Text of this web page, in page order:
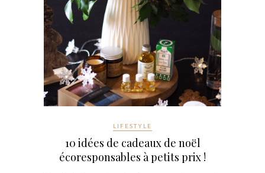
LIFESTYLE
10 idées de cadeaux de noël
écoresponsables à petits prix !